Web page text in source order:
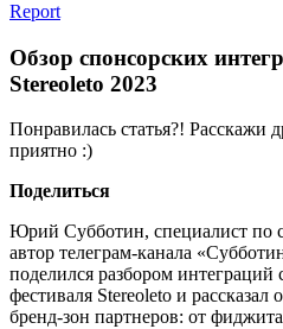
Report
Обзор спонсорских
Stereoleto 2023
Понравилась статья?! Расскажи
приятно :)
Поделиться
Юрий Субботин, специалист по
автор телеграм-канала
поделился разбором интеграций
фестиваля Stereoleto и рассказал
бренд-зон партнеров: от